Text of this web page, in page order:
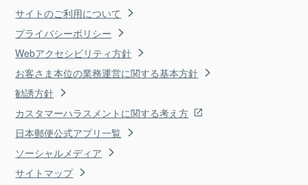
サイトのご利用について
プライバシーポリシー
Webアクセシビリティ方針
お客さま本位の業務運営に関する基本方針
勧誘方針
カスタマーハラスメントに関する考え方
日本郵便公式アプリ一覧
ソーシャルメディア
サイトマップ